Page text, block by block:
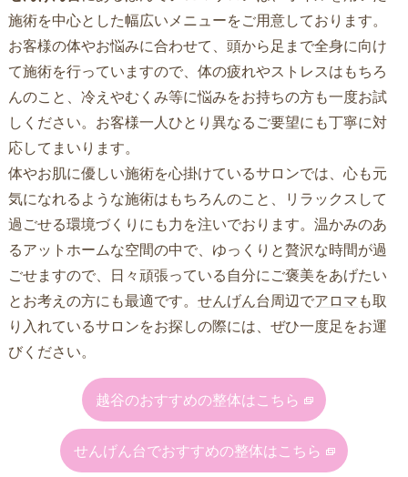
施術を中心とした幅広いメニューをご用意しております。
お客様の体やお悩みに合わせて、頭から足まで全身に向け
て施術を行っていますので、体の疲れやストレスはもちろ
んのこと、冷えやむくみ等に悩みをお持ちの方も一度お試
しください。お客様一人ひとり異なるご要望にも丁寧に対
応してまいります。
体やお肌に優しい施術を心掛けているサロンでは、心も元
気になれるような施術はもちろんのこと、リラックスして
過ごせる環境づくりにも力を注いでおります。温かみのあ
るアットホームな空間の中で、ゆっくりと贅沢な時間が過
ごせますので、日々頑張っている自分にご褒美をあげたい
とお考えの方にも最適です。 せんげん台周辺でアロマも取
り入れているサロンをお探しの際には、ぜひ一度足をお運
びください。
越谷のおすすめの整体はこちら
せんげん台でおすすめの整体はこちら